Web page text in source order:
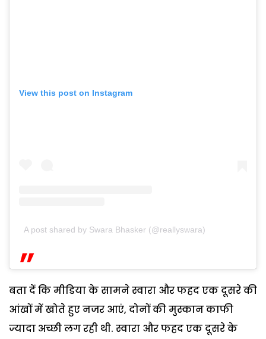
View this post on Instagram
A post shared by Swara Bhasker (@reallyswara)
बता दें कि मीडिया के सामने स्वारा और फहद एक दूसरे की
आंखों में खोते हुए नजर आएं, दोनों की मुस्कान काफी
ज्यादा अच्छी लग रही थी. स्वारा और फहद एक दूसरे के